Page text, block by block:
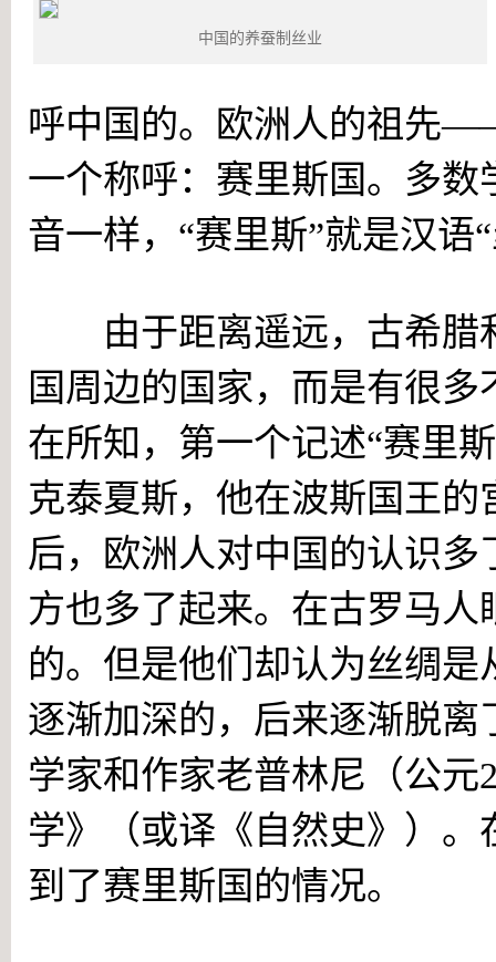
中国的养蚕制丝业
呼中国的。欧洲人的祖先
一个称呼：赛里斯国。多
音一样，“赛里斯”就是汉语
由于距离遥远，古希腊
国周边的国家，而是有很
在所知，第一个记述“赛里
克泰夏斯，他在波斯国王
后，欧洲人对中国的认识
方也多了起来。在古罗马
的。但是他们却认为丝绸
逐渐加深的，后来逐渐脱
学家和作家老普林尼（公元
学》（或译《自然史》）
到了赛里斯国的情况。